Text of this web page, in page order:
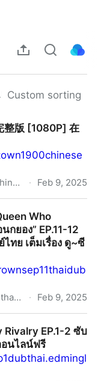
Custom sorting
整版 [1080P] 在
detectivechinatown1900chinesezh.easy.co · Feb 9, 2025
Who
ยอง” EP.11-12
ทย เต็มเรื่อง ดู~ซี
thequeenwhocrownsep11thaidub.edmingle.com · Feb 9, 2025
นที่11-12 พากย์ไทย
EP.1-2 ซับ
อนไลน์ฟรี